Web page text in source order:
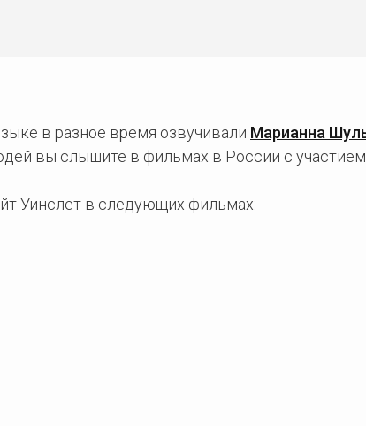
в разное время озвучивали Марианна
вы слышите в фильмах в России с
Уинслет в следующих фильмах: